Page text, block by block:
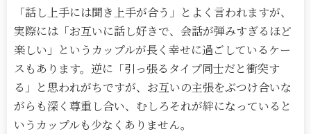
「話し上手には聞き上手が合う」とよく言われますが、
実際には「お互いに話し好きで、会話が弾みすぎるほど
楽しい」というカップルが長く幸せに過ごしているケー
スもあります。逆に「引っ張るタイプ同士だと衝突す
る」と思われがちですが、お互いの主張をぶつけ合いな
がらも深く尊重し合い、むしろそれが絆になっていると
いうカップルも少なくありません。